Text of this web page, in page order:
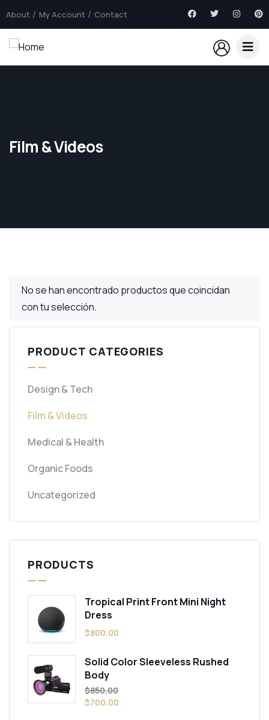
About My Account Contact
Film & Videos
No se han encontrado productos que coincidan
con tu selección.
PRODUCT CATEGORIES
Design & Tech
Film & Videos
Medical & Health
Organic Foods
Uncategorized
PRODUCTS
Tropical Print Front Mini Night
Dress
$800.00
Solid Color Sleeveless Rushed
Body
$850.00
$700.00